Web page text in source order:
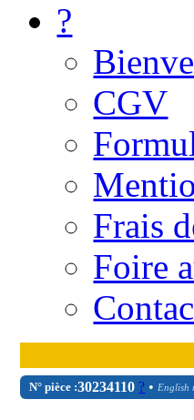
?
CGV
Frais
Foire
N° pièce :30234110 ? •English